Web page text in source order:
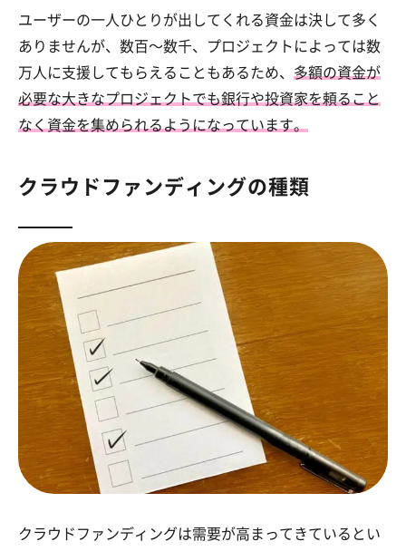
ユーザーの一人ひとりが出してくれる資金は決して多く
ありませんが、数百～数千、プロジェクトによっては数
万人に支援してもらえることもあるため、 多額の資金が
必要な大きなプロジェクトでも銀行や投資家を頼ること
なく資金を集められるようになっています。
クラウドファンディングの種類
クラウドファンディングは需要が高まってきているとい